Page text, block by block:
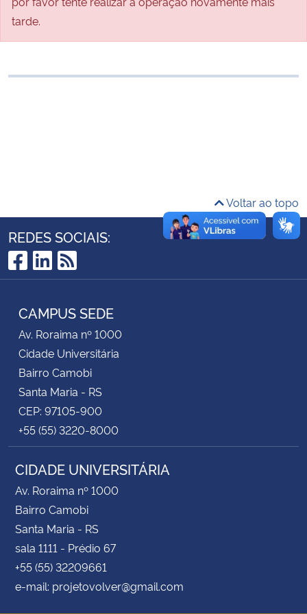
Ministério da Cidadania
Controladoria-Geral da União
Secretaria-Geral
Secretaria de Governo
Gabinete de Segurança Institucional
Advocacia-Geral da União
tarde.
Voltar ao topo
REDES SOCIAIS:
Facebook
LinkedIn
RSS
CAMPUS SEDE
Av. Roraima nº 1000
Cidade Universitária
Bairro Camobi
Santa Maria - RS
CEP: 97105-900
+55 (55) 3220-8000
CIDADE UNIVERSITÁRIA
Av. Roraima nº 1000
Bairro Camobi
Santa Maria - RS
sala 1111 - Prédio 67
+55 (55) 32209661
e-mail: projetovolver@gmail.com